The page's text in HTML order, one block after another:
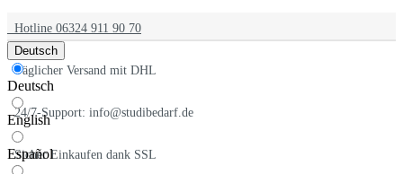
Hotline 06324 911 90 70
Täglicher Versand mit DHL
24/7-Support: info@studibedarf.de
Sicher Einkaufen dank SSL
Deutsch
Deutsch
English
Español